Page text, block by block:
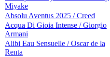
Miyake
Absolu Aventus 2025 / Creed
Acqua Di Gioia Intense / Giorgio
Armani
Alibi Eau Sensuelle / Oscar de la
Renta